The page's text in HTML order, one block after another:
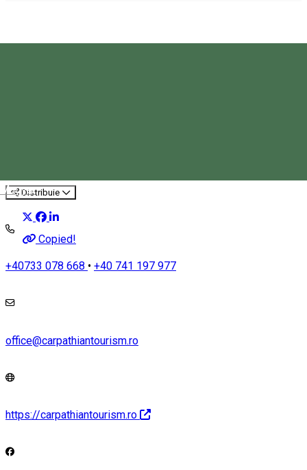
MagyarDistribuie
Copied!
+40733 078 668 • +40 741 197 977
office@carpathiantourism.ro
https://carpathiantourism.ro